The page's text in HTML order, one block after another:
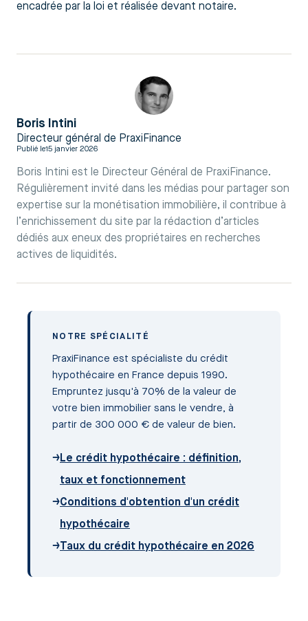
encadrée par la loi et réalisée devant notaire.
Boris Intini
Directeur général de PraxiFinance
Publié le15 janvier 2026
Boris Intini est le Directeur Général de PraxiFinance.
Régulièrement invité dans les médias pour partager son
expertise sur la monétisation immobilière, il contribue à
l’enrichissement du site par la rédaction d’articles
dédiés aux eneux des propriétaires en recherches
actives de liquidités.
NOTRE SPÉCIALITÉ
PraxiFinance est spécialiste du crédit
hypothécaire en France depuis 1990.
Empruntez jusqu'à 70% de la valeur de
votre bien immobilier sans le vendre, à
partir de 300 000 € de valeur de bien.
→Le crédit hypothécaire : définition,
taux et fonctionnement
→Conditions d'obtention d'un crédit
hypothécaire
→Taux du crédit hypothécaire en 2026